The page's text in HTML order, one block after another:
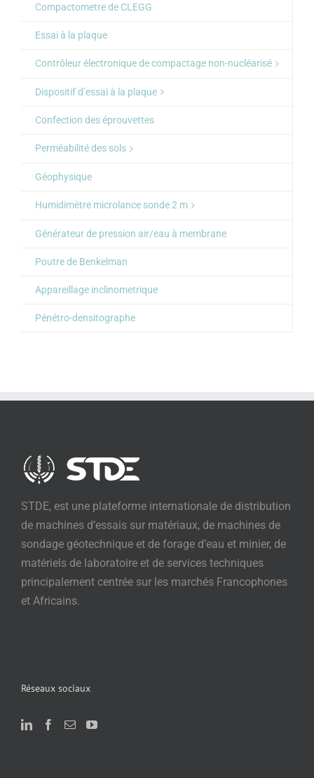
Compactometre de CLEGG
Essai à la plaque
Contrôleur électronique de compactage non-nucléarisé
Dispositif d’essai à la plaque
Confection des éprouvettes
Perméabilité des sols
Géophysique
Humidimètre microlance sonde 2 m
Générateur de pression air/eau à membrane
Poutre de Benkelman
Appareillage inclinometrique
Pénétro-densitographe
STDE, est une plateforme internationale de distribution
de machines d’essais sur matériaux, de machines de
sondage géotechnique et de forage d’eau et minier, de
matériels de laboratoire et de services techniques
principalement centrée sur les marchés Francophones
et Africains.
Réseaux sociaux